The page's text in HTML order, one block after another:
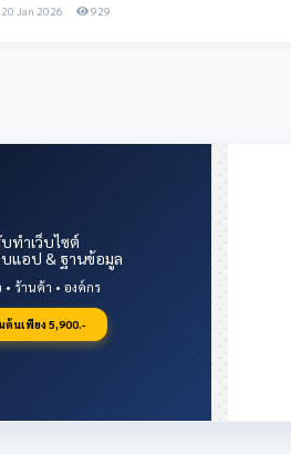
20 Jan 2026 929
ทำเว็บไซต์
บแอป & ฐานข้อมูล
• ร้านค้า • องค์กร
ต้นเพียง 5,900.-